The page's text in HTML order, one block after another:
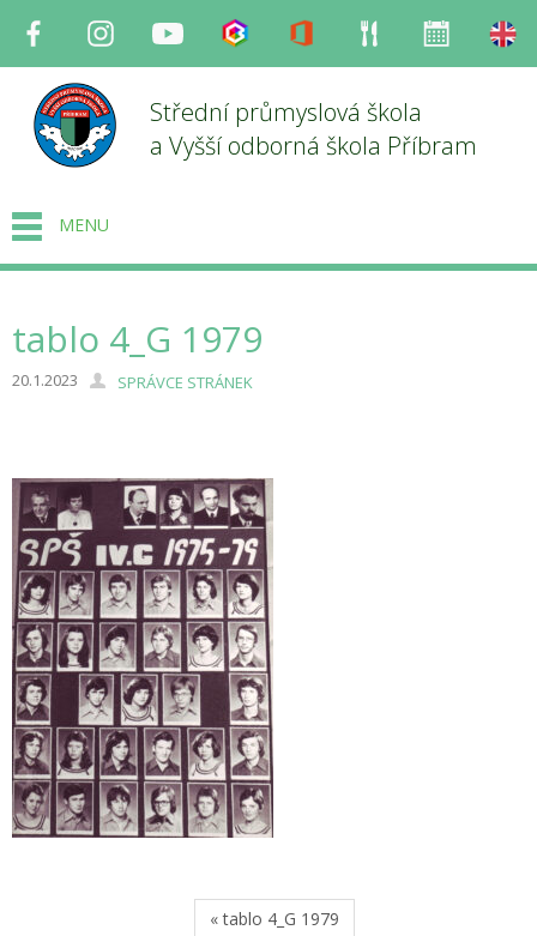
Facebook InstagramYoutube Bakaláři Office Strava
Střední průmyslová škola
a Vyšší odborná škola Příbram
MENU
tablo 4_G 1979
20.1.2023 SPRÁVCE STRÁNEK
« tablo 4_G 1979